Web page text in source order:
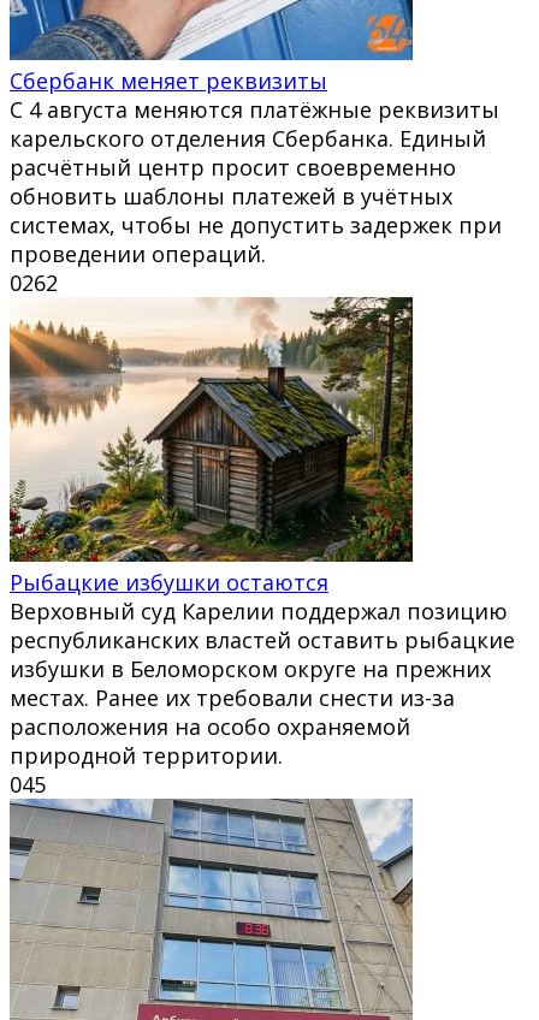
Сбербанк меняет реквизиты
С 4 августа меняются платёжные реквизиты
карельского отделения Сбербанка. Единый
расчётный центр просит своевременно
обновить шаблоны платежей в учётных
системах, чтобы не допустить задержек при
проведении операций.
0262
Рыбацкие избушки остаются
Верховный суд Карелии поддержал позицию
республиканских властей оставить рыбацкие
избушки в Беломорском округе на прежних
местах. Ранее их требовали снести из-за
расположения на особо охраняемой
природной территории.
045